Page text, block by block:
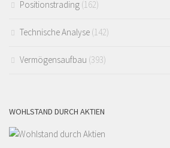
Positionstrading (162)
Technische Analyse (142)
Vermögensaufbau (393)
WOHLSTAND DURCH AKTIEN